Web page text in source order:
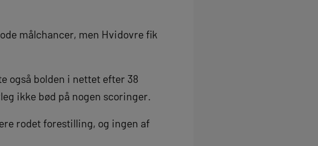
målchancer, men Hvidovre fik
også bolden i nettet efter 38
ikke bød på nogen scoringer.
rodet forestilling, og ingen af